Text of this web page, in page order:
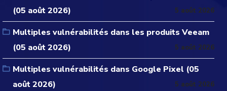
(05 août 2026)
5 août 2026
Multiples vulnérabilités dans les produits Veeam
(05 août 2026)
5 août 2026
Multiples vulnérabilités dans Google Pixel (05
août 2026)
5 août 2026